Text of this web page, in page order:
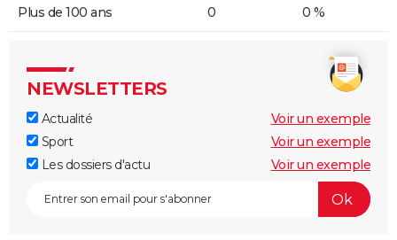
Plus de 100 ans 0 0 %
NEWSLETTERS
Actualité
Voir un exemple
Sport
Voir un exemple
Les dossiers d'actu
Voir un exemple